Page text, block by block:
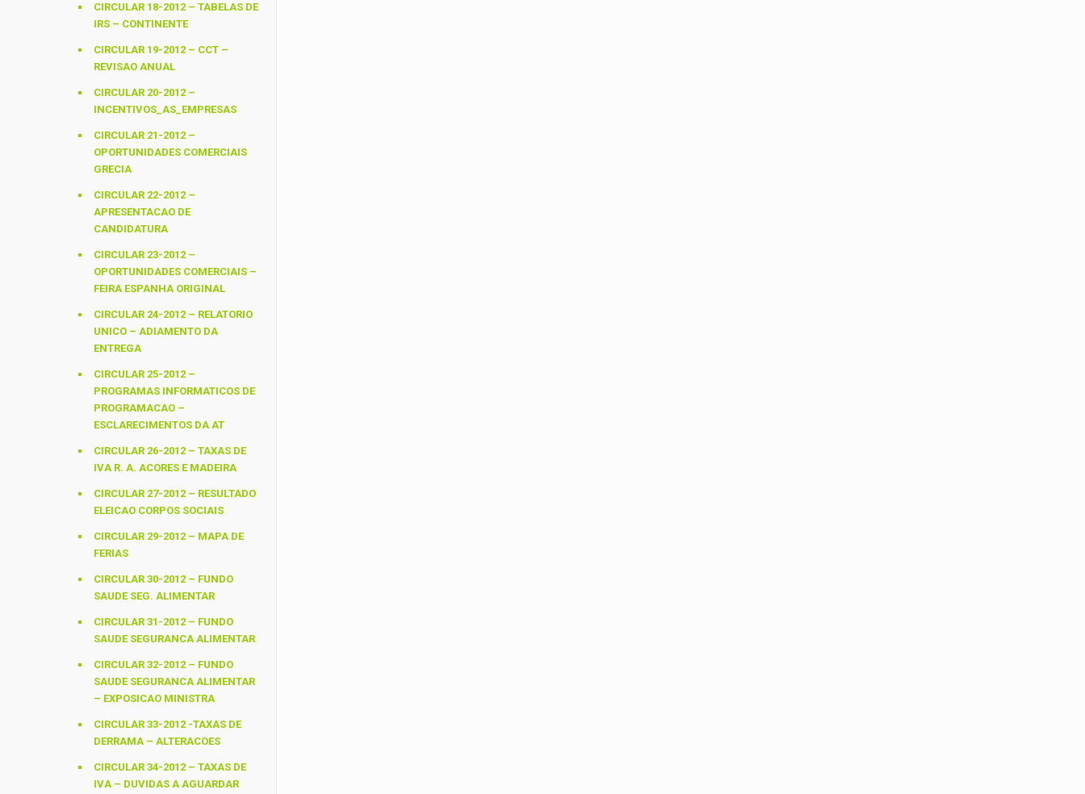
CIRCULAR 18-2012 – TABELAS DE
IRS – CONTINENTE
CIRCULAR 19-2012 – CCT –
REVISAO ANUAL
CIRCULAR 20-2012 –
INCENTIVOS_AS_EMPRESAS
CIRCULAR 21-2012 –
OPORTUNIDADES COMERCIAIS
GRECIA
CIRCULAR 22-2012 –
APRESENTACAO DE
CANDIDATURA
CIRCULAR 23-2012 –
OPORTUNIDADES COMERCIAIS –
FEIRA ESPANHA ORIGINAL
CIRCULAR 24-2012 – RELATORIO
UNICO – ADIAMENTO DA
ENTREGA
CIRCULAR 25-2012 –
PROGRAMAS INFORMATICOS DE
PROGRAMACAO –
ESCLARECIMENTOS DA AT
CIRCULAR 26-2012 – TAXAS DE
IVA R. A. ACORES E MADEIRA
CIRCULAR 27-2012 – RESULTADO
ELEICAO CORPOS SOCIAIS
CIRCULAR 29-2012 – MAPA DE
FERIAS
CIRCULAR 30-2012 – FUNDO
SAUDE SEG. ALIMENTAR
CIRCULAR 31-2012 – FUNDO
SAUDE SEGURANCA ALIMENTAR
CIRCULAR 32-2012 – FUNDO
SAUDE SEGURANCA ALIMENTAR
– EXPOSICAO MINISTRA
CIRCULAR 33-2012 -TAXAS DE
DERRAMA – ALTERACOES
CIRCULAR 34-2012 – TAXAS DE
IVA – DUVIDAS A AGUARDAR